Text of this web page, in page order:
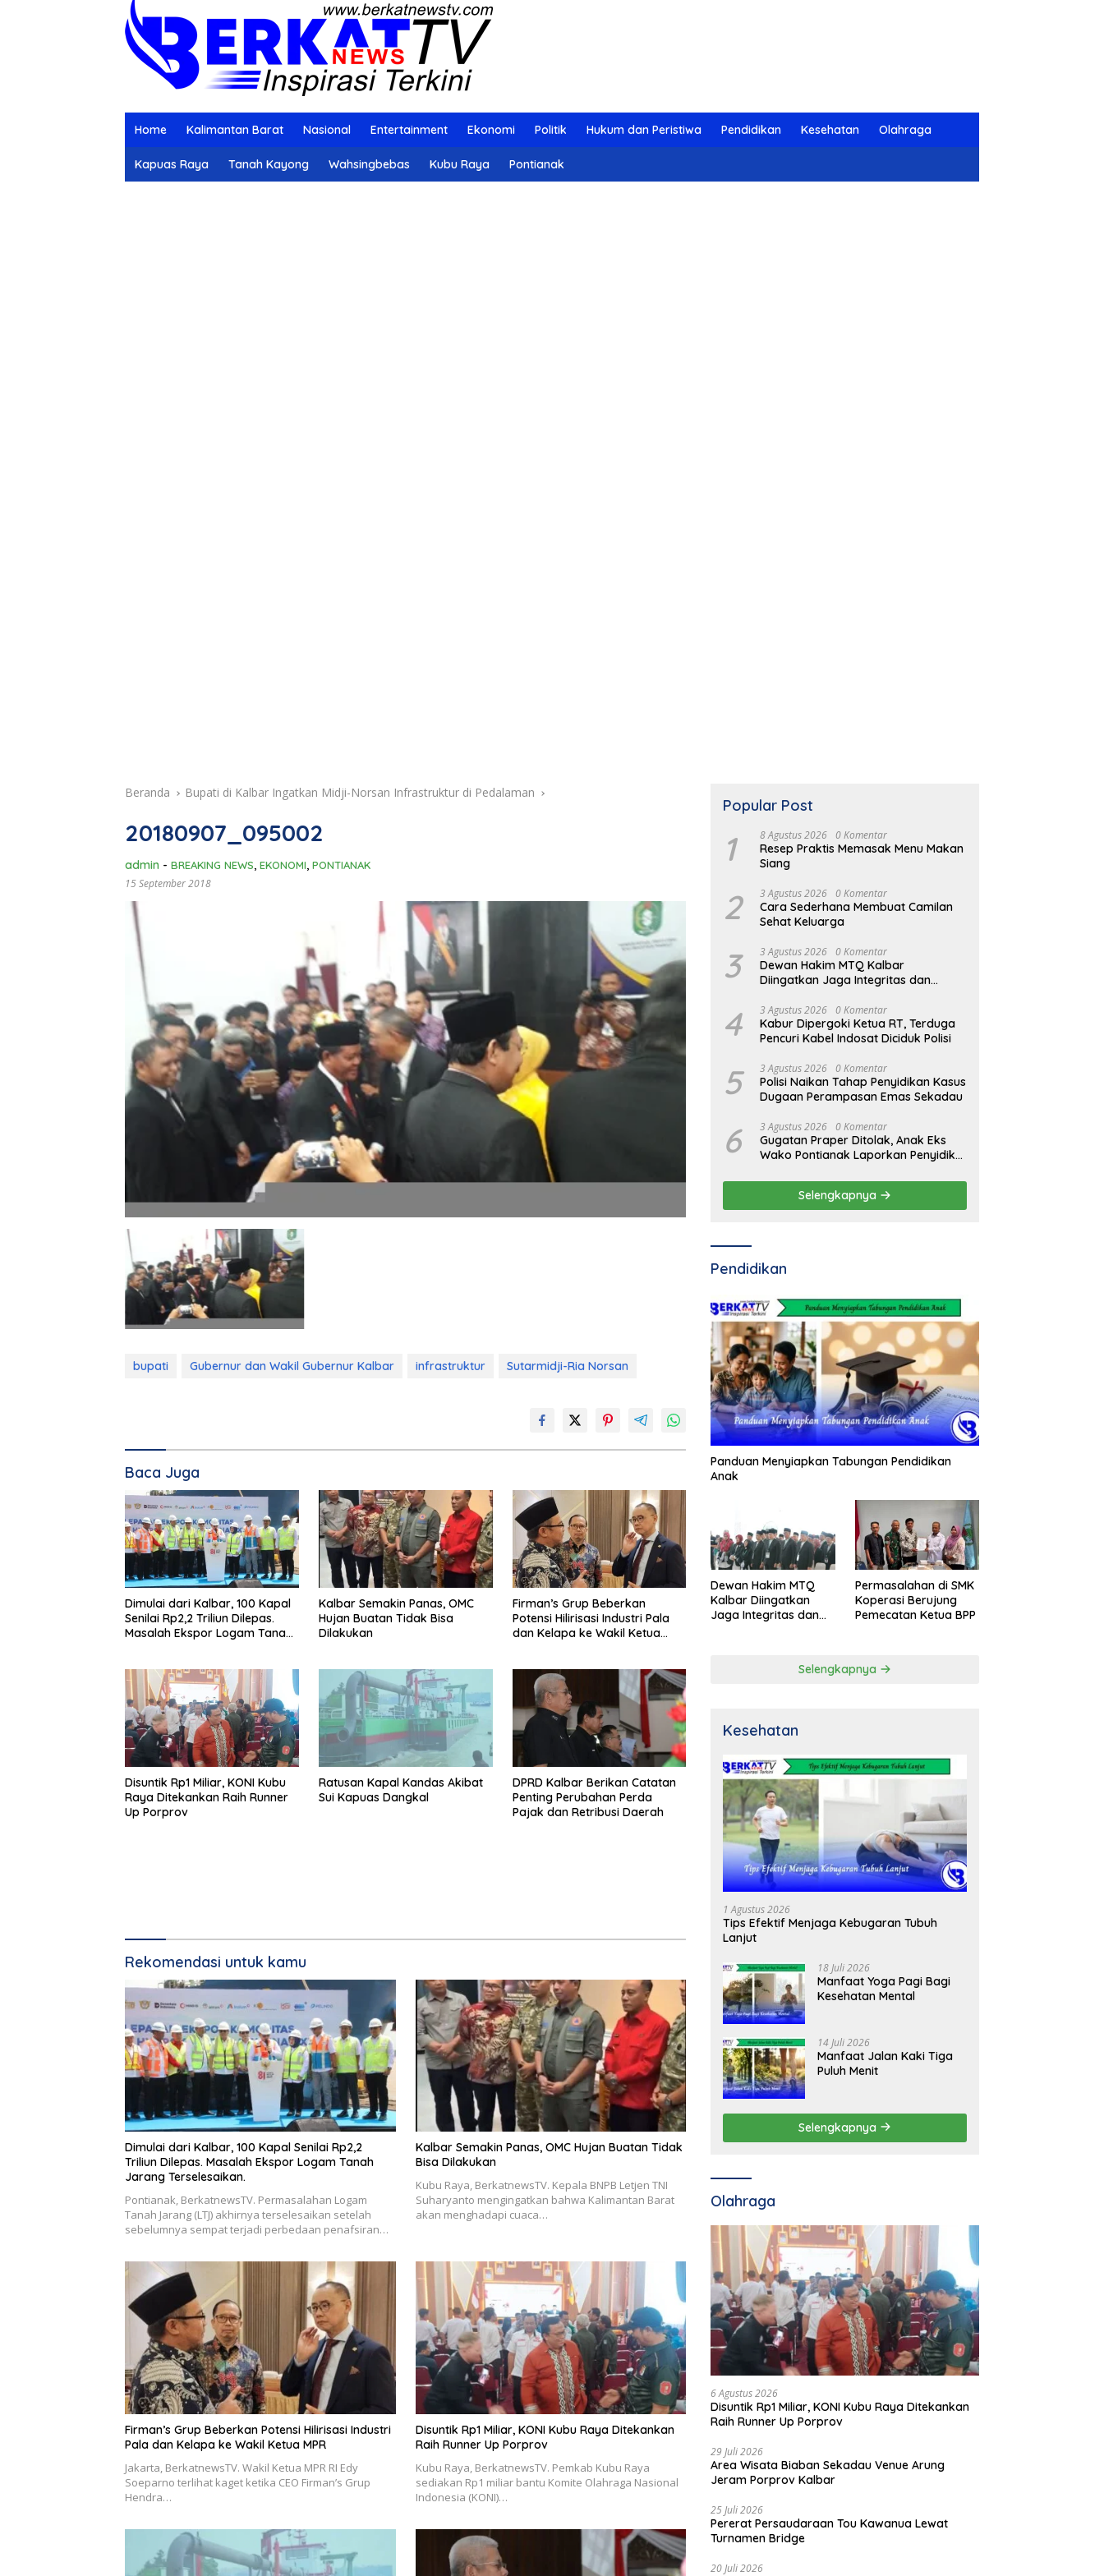
Home Kalimantan Barat Nasional Entertainment Ekonomi Politik Hukum dan Peristiwa Pendidikan Kesehatan Olahraga
Kapuas Raya Tanah Kayong Wahsingbebas Kubu Raya Pontianak
Beranda Bupati di Kalbar Ingatkan Midji-Norsan Infrastruktur di Pedalaman
20180907_095002
admin - BREAKING NEWS, EKONOMI, PONTIANAK
15 September 2018
bupati Gubernur dan Wakil Gubernur Kalbar infrastruktur Sutarmidji-Ria Norsan
Baca Juga
Dimulai dari Kalbar, 100 Kapal
Senilai Rp2,2 Triliun Dilepas.
Masalah Ekspor Logam Tanah
Kalbar Semakin Panas, OMC
Hujan Buatan Tidak Bisa
Dilakukan
Firman’s Grup Beberkan
Potensi Hilirisasi Industri Pala
dan Kelapa ke Wakil Ketua
Disuntik Rp1 Miliar, KONI Kubu
Raya Ditekankan Raih Runner
Up Porprov
Ratusan Kapal Kandas Akibat
Sui Kapuas Dangkal
DPRD Kalbar Berikan Catatan
Penting Perubahan Perda
Pajak dan Retribusi Daerah
Rekomendasi untuk kamu
Dimulai dari Kalbar, 100 Kapal Senilai Rp2,2
Triliun Dilepas. Masalah Ekspor Logam Tanah
Jarang Terselesaikan.
Pontianak, BerkatnewsTV. Permasalahan Logam
Tanah Jarang (LTJ) akhirnya terselesaikan setelah
sebelumnya sempat terjadi perbedaan penafsiran…
Kalbar Semakin Panas, OMC Hujan Buatan Tidak
Bisa Dilakukan
Kubu Raya, BerkatnewsTV. Kepala BNPB Letjen TNI
Suharyanto mengingatkan bahwa Kalimantan Barat
akan menghadapi cuaca…
Firman’s Grup Beberkan Potensi Hilirisasi Industri
Pala dan Kelapa ke Wakil Ketua MPR
Jakarta, BerkatnewsTV. Wakil Ketua MPR RI Edy
Soeparno terlihat kaget ketika CEO Firman’s Grup
Hendra…
Disuntik Rp1 Miliar, KONI Kubu Raya Ditekankan
Raih Runner Up Porprov
Kubu Raya, BerkatnewsTV. Pemkab Kubu Raya
sediakan Rp1 miliar bantu Komite Olahraga Nasional
Indonesia (KONI)…
Popular Post
1 8 Agustus 2026 0 Komentar
Resep Praktis Memasak Menu Makan
Siang
2 3 Agustus 2026 0 Komentar
Cara Sederhana Membuat Camilan
Sehat Keluarga
3 3 Agustus 2026 0 Komentar
Dewan Hakim MTQ Kalbar
Diingatkan Jaga Integritas dan
4 3 Agustus 2026 0 Komentar
Kabur Dipergoki Ketua RT, Terduga
Pencuri Kabel Indosat Diciduk Polisi
5 3 Agustus 2026 0 Komentar
Polisi Naikan Tahap Penyidikan Kasus
Dugaan Perampasan Emas Sekadau
6 3 Agustus 2026 0 Komentar
Gugatan Praper Ditolak, Anak Eks
Wako Pontianak Laporkan Penyidik
Selengkapnya
Pendidikan
Panduan Menyiapkan Tabungan Pendidikan
Anak
Dewan Hakim MTQ
Kalbar Diingatkan
Jaga Integritas dan
Permasalahan di SMK
Koperasi Berujung
Pemecatan Ketua BPP
Selengkapnya
Kesehatan
1 Agustus 2026
Tips Efektif Menjaga Kebugaran Tubuh
Lanjut
18 Juli 2026
Manfaat Yoga Pagi Bagi
Kesehatan Mental
14 Juli 2026
Manfaat Jalan Kaki Tiga
Puluh Menit
Selengkapnya
Olahraga
6 Agustus 2026
Disuntik Rp1 Miliar, KONI Kubu Raya Ditekankan
Raih Runner Up Porprov
29 Juli 2026
Area Wisata Biaban Sekadau Venue Arung
Jeram Porprov Kalbar
25 Juli 2026
Pererat Persaudaraan Tou Kawanua Lewat
Turnamen Bridge
20 Juli 2026